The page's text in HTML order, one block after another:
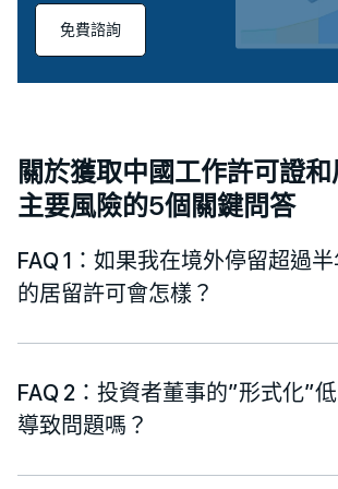
免費諮詢
關於獲取中國工作許可證
主要風險的5個關鍵問答
FAQ 1：如果我在境外停留超過
的居留許可會怎樣？
FAQ 2：投資者董事的”形式化”
導致問題嗎？